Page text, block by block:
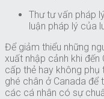
Thư tư vấn pháp
luận pháp lý của
Để giảm thiểu những
xuất nhập cảnh khi
cấp thẻ hay không phụ
ghé chân ở Canada để
các cá nhân có sự